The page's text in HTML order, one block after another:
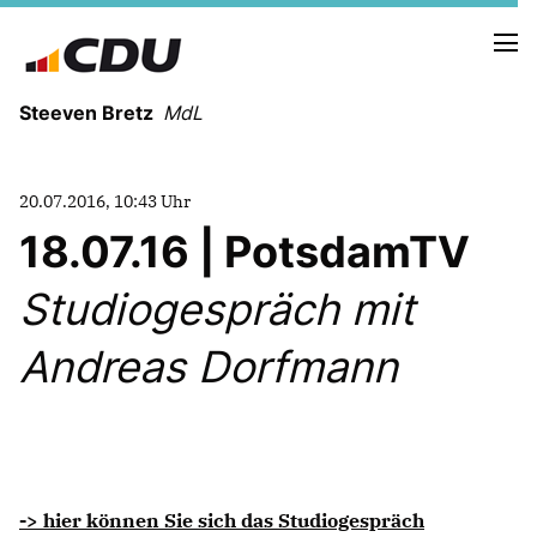
Steeven Bretz MdL
VITA
WAHLKREISBESUCHE
PRESSEFOTOS
MEIN BÜRGERBÜRO
Redebeiträge
20.07.2016, 10:43 Uhr
18.07.16 | PotsdamTV
Studiogespräch mit
Andreas Dorfmann
-> hier können Sie sich das Studiogespräch